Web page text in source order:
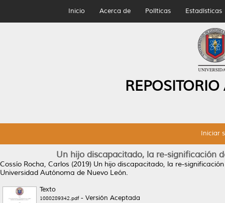
Inicio Acerca de Políticas Estadísticas
Iniciar
Un hijo discapacitado, la re-significación
Cossío Rocha, Carlos (2019) Un hijo discapacitado, la re-
Universidad Autónoma de Nuevo León.
Texto
1080289342.pdf- Versión Aceptada